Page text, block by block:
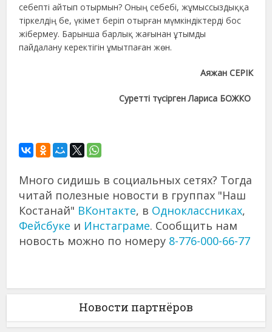
себепті айтып отырмын? Оның себебі, жұмыссыздыққа
тіркелдің бе, үкімет беріп отырған мүмкіндіктерді бос
жібермеу. Барынша барлық жағынан ұтымды
пайдалану керектігін ұмытпаған жөн.
Аяжан СЕРІК
Суретті түсірген Лариса БОЖКО
Много сидишь в социальных сетях? Тогда
читай полезные новости в группах "Наш
Костанай" ВКонтакте, в Одноклассниках,
Фейсбуке и Инстаграме. Сообщить нам
новость можно по номеру 8-776-000-66-77
Новости партнёров